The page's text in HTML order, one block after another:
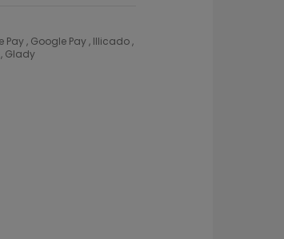
Pay , Google Pay , Illicado ,
Glady